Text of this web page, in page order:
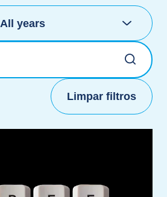
All years
Limpar filtros